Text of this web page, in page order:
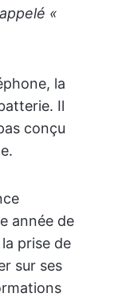
«
la
Il
conçu
année de
prise de
sur ses